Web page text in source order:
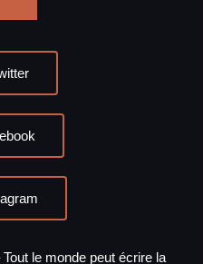
le monde peut écrire la